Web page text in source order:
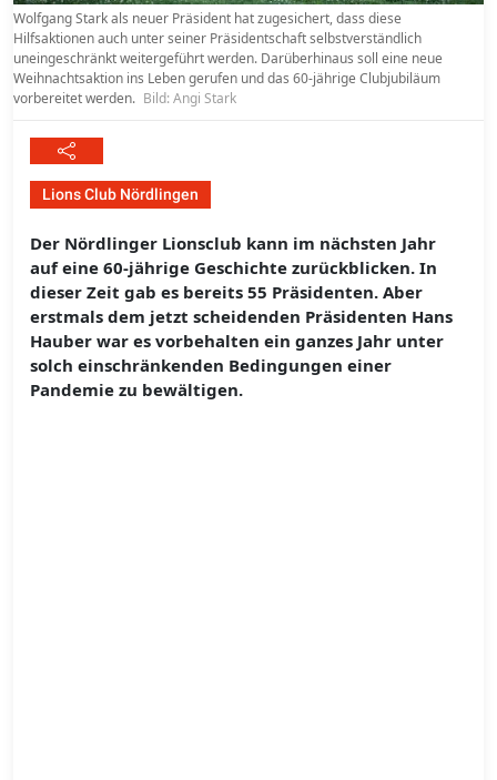
Wolfgang Stark als neuer Präsident hat zugesichert, dass diese
Hilfsaktionen auch unter seiner Präsidentschaft selbstverständlich
uneingeschränkt weitergeführt werden. Darüberhinaus soll eine neue
Weihnachtsaktion ins Leben gerufen und das 60-jährige Clubjubiläum
vorbereitet werden. Bild: Angi Stark
Lions Club Nördlingen
Der Nördlinger Lionsclub kann im nächsten Jahr
auf eine 60-jährige Geschichte zurückblicken. In
dieser Zeit gab es bereits 55 Präsidenten. Aber
erstmals dem jetzt scheidenden Präsidenten Hans
Hauber war es vorbehalten ein ganzes Jahr unter
solch einschränkenden Bedingungen einer
Pandemie zu bewältigen.